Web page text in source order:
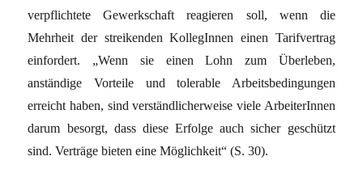
verpflichtete Gewerkschaft reagieren soll, wenn die
Mehrheit der streikenden KollegInnen einen Tarifvertrag
einfordert. „Wenn sie einen Lohn zum Überleben,
anständige Vorteile und tolerable Arbeitsbedingungen
erreicht haben, sind verständlicherweise viele ArbeiterInnen
darum besorgt, dass diese Erfolge auch sicher geschützt
sind. Verträge bieten eine Möglichkeit“ (S. 30).